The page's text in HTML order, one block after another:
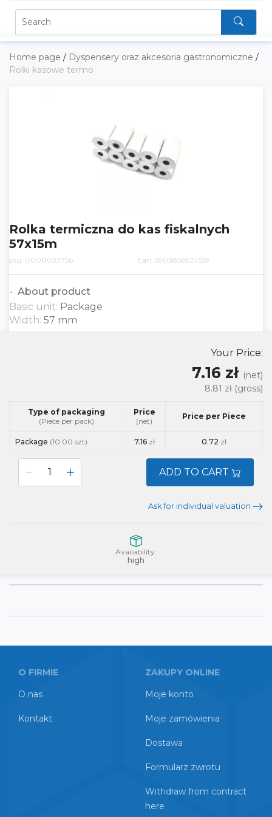
Home page / Dyspensery oraz akcesoria gastronomiczne /
Rolki kasowe termo
Rolka termiczna do kas fiskalnych
57x15m
sku: 0000033756 Ean: 5903856924559
About product
Basic unit: Package
Width: 57 mm
Your Price:
7.16 zł (net)
8.81 zł (gross)
Type of packaging
(Piece per pack)
Price
(net)
Price per Piece
Package (10.00 szt) 7.16 zł 0.72 zł
ADD TO CART
Ask for individual valuation
Availability:
high
O FIRMIE
O nas
Kontakt
ZAKUPY ONLINE
Moje konto
Moje zamówienia
Dostawa
Formularz zwrotu
Withdraw from contract
here